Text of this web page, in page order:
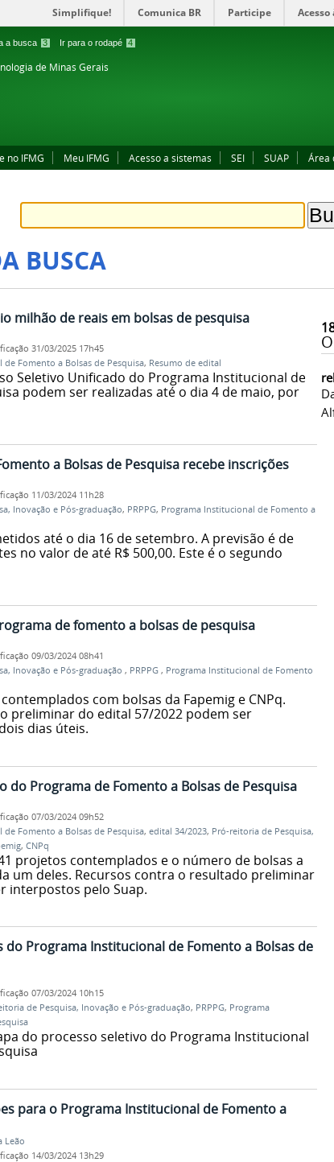
a busca 3 Ir para o rodapé 4
Simplifique! Comunica BR Participe
de Minas Gerais
no IFMG Meu IFMG Acesso a sistemas SEI SUAP Área
BUSCA
milhão de reais em bolsas de pesquisa
31/03/2025 17h45
Fomento a Bolsas de Pesquisa, Resumo de edital
Seletivo Unificado do Programa Institucional de
podem ser realizadas até o dia 4 de maio, por
a Bolsas de Pesquisa recebe inscrições
11/03/2024 11h28
Inovação e Pós-graduação, PRPPG, Programa Institucional de Fomento a
até o dia 16 de setembro. A previsão é de
no valor de até R$ 500,00. Este é o segundo
de fomento a bolsas de pesquisa
09/03/2024 08h41
Inovação e Pós-graduação , PRPPG , Programa Institucional de Fomento
com bolsas da Fapemig e CNPq.
preliminar do edital 57/2022 podem ser
dias úteis.
do Programa de Fomento a Bolsas de Pesquisa
07/03/2024 09h52
Fomento a Bolsas de Pesquisa, edital 34/2023, Pró-reitoria de Pesquisa,
, CNPq
projetos contemplados e o número de bolsas a
um deles. Recursos contra o resultado preliminar
interpostos pelo Suap.
Programa Institucional de Fomento a Bolsas de
07/03/2024 10h15
de Pesquisa, Inovação e Pós-graduação, PRPPG, Programa
do processo seletivo do Programa Institucional
para o Programa Institucional de Fomento a
Leão
14/03/2024 13h29